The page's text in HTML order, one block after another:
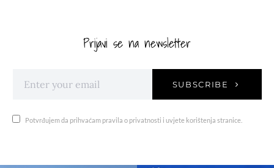
Prijavi se na newsletter
SUBSCRIBE
Potvrđujem da prihvaćam pravila o privatnosti i uvjete korištenja stranice.